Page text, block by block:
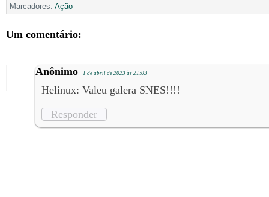
Marcadores: Ação
Um comentário:
Anônimo 1 de abril de 2023 às 21:03
Helinux: Valeu galera SNES!!!!
Responder